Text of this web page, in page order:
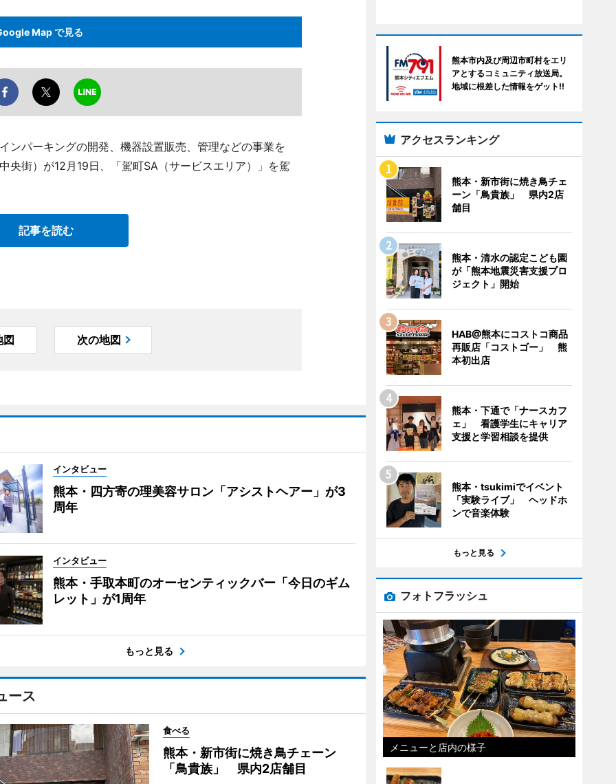
Map で見る
ンパーキングの開発、機器設置販売、管理などの事業を
央街）が12月19日、「駕町SA（サービスエリア）」を駕
記事を読む
図 次の地図
インタビュー
熊本・四方寄の理美容サロン「アシストヘアー」が3
周年
インタビュー
熊本・手取本町のオーセンティックバー「今日のギム
レット」が1周年
もっと見る
ース
食べる
熊本・新市街に焼き鳥チェーン
「鳥貴族」 県内2店舗目
熊本市内及び周辺市町村をエリ
アとするコミュニティ放送局。
地域に根差した情報をゲット!!
アクセスランキング
熊本・新市街に焼き鳥チェ
ーン「鳥貴族」 県内2店
舗目
熊本・清水の認定こども園
が「熊本地震災害支援プロ
ジェクト」開始
HAB@熊本にコストコ商品
再販店「コストゴー」 熊
本初出店
熊本・下通で「ナースカフ
ェ」 看護学生にキャリア
支援と学習相談を提供
熊本・tsukimiでイベント
「実験ライブ」 ヘッドホ
ンで音楽体験
もっと見る
フォトフラッシュ
メニューと店内の様子